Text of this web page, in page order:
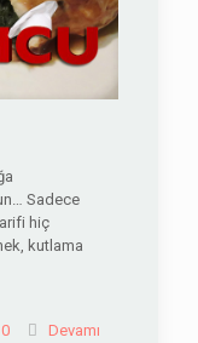
Sadece
hiç
kutlama
0 Devamı